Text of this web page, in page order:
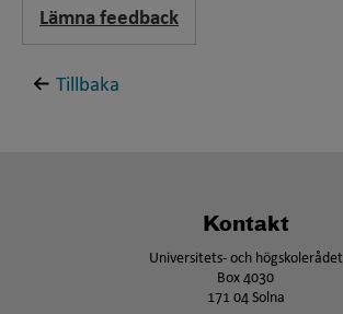
Lämna feedback
Tillbaka
Kontakt
Universitets- och högskolerådet
Box 4030
171 04 Solna